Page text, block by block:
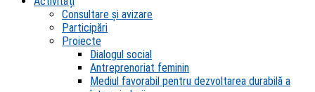
Consultare și avizare
Participări
Proiecte
Dialogul social
Antreprenoriat feminin
Mediul favorabil pentru dezvoltarea durabilă a